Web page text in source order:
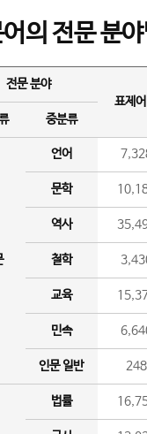
의 전문 분
전문 분야
표제
중분류
언어
문학
역사
철학
교육
민속
인문 일반 248
법률